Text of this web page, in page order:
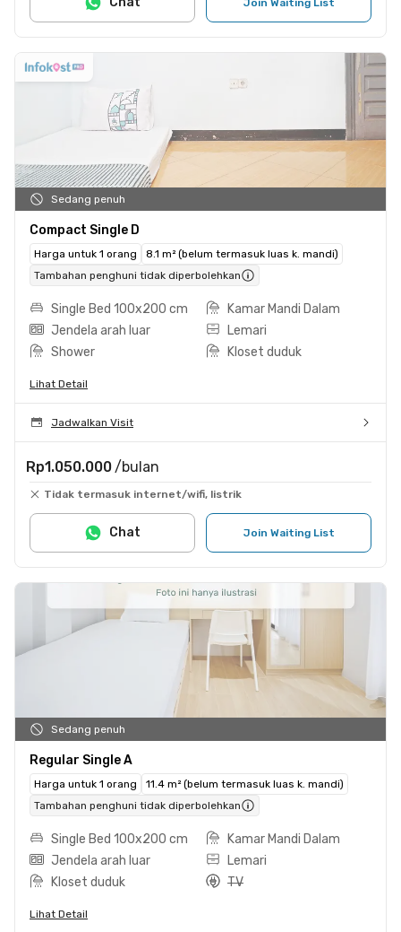
Sedang penuh
Compact Single D
Harga untuk 1 orang
8.1 m² (belum termasuk luas k. mandi)
Tambahan penghuni tidak diperbolehkan
Single Bed 100x200 cm
Kamar Mandi Dalam
Jendela arah luar
Lemari
Shower
Kloset duduk
Lihat Detail
Jadwalkan Visit
Rp1.050.000 /bulan
Tidak termasuk internet/wifi, listrik
Join Waiting List
Chat
Sedang penuh
Regular Single A
Harga untuk 1 orang
11.4 m² (belum termasuk luas k. mandi)
Tambahan penghuni tidak diperbolehkan
Single Bed 100x200 cm
Kamar Mandi Dalam
Jendela arah luar
Lemari
Kloset duduk
TV
Lihat Detail